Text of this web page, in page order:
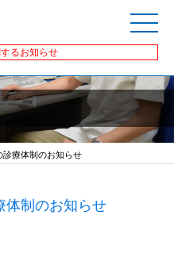
るお知らせ
療体制のお知らせ
体制のお知らせ